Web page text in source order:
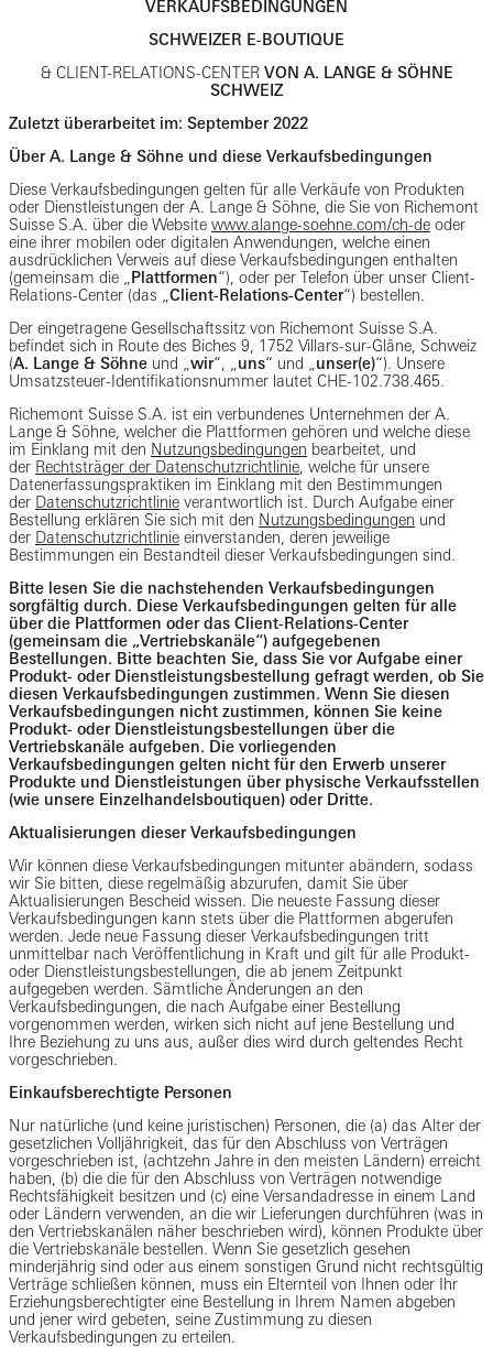
VERKAUFSBEDINGUNGEN
SCHWEIZER E-BOUTIQUE
& CLIENT-RELATIONS-CENTER VON A. LANGE & SÖHNE
SCHWEIZ
Zuletzt überarbeitet im: September 2022
Über A. Lange & Söhne und diese Verkaufsbedingungen
Diese Verkaufsbedingungen gelten für alle Verkäufe von Produkten
oder Dienstleistungen der A. Lange & Söhne, die Sie von Richemont
Suisse S.A. über die Website www.alange-soehne.com/ch-de oder
eine ihrer mobilen oder digitalen Anwendungen, welche einen
ausdrücklichen Verweis auf diese Verkaufsbedingungen enthalten
(gemeinsam die „
Plattformen“), oder per Telefon über unser Client-
Relations-Center (das „ Client-Relations-Center“) bestellen.
Der eingetragene Gesellschaftssitz von Richemont Suisse S.A.
befindet sich in Route des Biches 9, 1752 Villars-sur-Glâne, Schweiz
(A. Lange & Söhne und „ wir“, „ uns“ und „ unser(e)“). Unsere
Umsatzsteuer-Identifikationsnummer lautet CHE-102.738.465.
Richemont Suisse S.A. ist ein verbundenes Unternehmen der A.
Lange & Söhne, welcher die Plattformen gehören und welche diese
im Einklang mit den Nutzungsbedingungen bearbeitet, und
der Rechtsträger der Datenschutzrichtlinie , welche für unsere
Datenerfassungspraktiken im Einklang mit den Bestimmungen
der Datenschutzrichtlinie verantwortlich ist. Durch Aufgabe einer
Bestellung erklären Sie sich mit den Nutzungsbedingungen und
der Datenschutzrichtlinie einverstanden, deren jeweilige
Bestimmungen ein Bestandteil dieser Verkaufsbedingungen sind.
Bitte lesen Sie die nachstehenden Verkaufsbedingungen
sorgfältig durch. Diese Verkaufsbedingungen gelten für alle
über die Plattformen oder das Client-Relations-Center
(gemeinsam die „Vertriebskanäle“) aufgegebenen
Bestellungen. Bitte beachten Sie, dass Sie vor Aufgabe einer
Produkt- oder Dienstleistungsbestellung gefragt werden, ob Sie
diesen Verkaufsbedingungen zustimmen. Wenn Sie diesen
Verkaufsbedingungen nicht zustimmen, können Sie keine
Produkt- oder Dienstleistungsbestellungen über die
Vertriebskanäle aufgeben. Die vorliegenden
Verkaufsbedingungen gelten nicht für den Erwerb unserer
Produkte und Dienstleistungen über physische Verkaufsstellen
(wie unsere Einzelhandelsboutiquen) oder Dritte.
Aktualisierungen dieser Verkaufsbedingungen
Wir können diese Verkaufsbedingungen mitunter abändern, sodass
wir Sie bitten, diese regelmäßig abzurufen, damit Sie über
Aktualisierungen Bescheid wissen. Die neueste Fassung dieser
Verkaufsbedingungen kann stets über die Plattformen abgerufen
werden. Jede neue Fassung dieser Verkaufsbedingungen tritt
unmittelbar nach Veröffentlichung in Kraft und gilt für alle Produkt-
oder Dienstleistungsbestellungen, die ab jenem Zeitpunkt
aufgegeben werden. Sämtliche Änderungen an den
Verkaufsbedingungen, die nach Aufgabe einer Bestellung
vorgenommen werden, wirken sich nicht auf jene Bestellung und
Ihre Beziehung zu uns aus, außer dies wird durch geltendes Recht
vorgeschrieben.
Einkaufsberechtigte Personen
Nur natürliche (und keine juristischen) Personen, die (a) das Alter der
gesetzlichen Volljährigkeit, das für den Abschluss von Verträgen
vorgeschrieben ist, (achtzehn Jahre in den meisten Ländern) erreicht
haben, (b) die die für den Abschluss von Verträgen notwendige
Rechtsfähigkeit besitzen und (c) eine Versandadresse in einem Land
oder Ländern verwenden, an die wir Lieferungen durchführen (was in
den Vertriebskanälen näher beschrieben wird), können Produkte über
die Vertriebskanäle bestellen. Wenn Sie gesetzlich gesehen
minderjährig sind oder aus einem sonstigen Grund nicht rechtsgültig
Verträge schließen können, muss ein Elternteil von Ihnen oder Ihr
Erziehungsberechtigter eine Bestellung in Ihrem Namen abgeben
und jener wird gebeten, seine Zustimmung zu diesen
Verkaufsbedingungen zu erteilen.